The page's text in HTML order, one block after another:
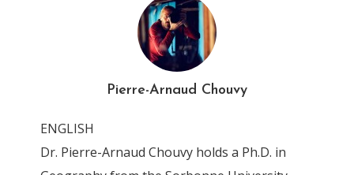
Chouvy_2010_ET_Antimond
e
Pierre-Arnaud Chouvy
Pierre-Arnaud Chouvy
ENGLISH
Dr. Pierre-Arnaud Chouvy holds a Ph.D. in